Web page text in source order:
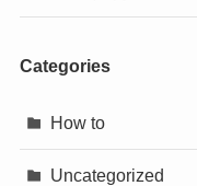
Categories
How to
Uncategorized